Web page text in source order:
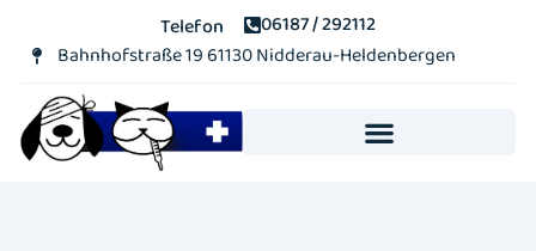
Telefon
06187 / 292112
Bahnhofstraße 19 61130 Nidderau-Heldenbergen​